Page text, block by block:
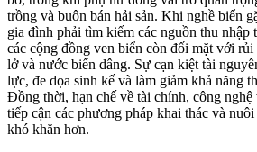
trồng và buôn bán hải sản. Khi nghề biển
gia đình phải tìm kiếm các nguồn thu nhập
các cộng đồng ven biển còn đối mặt với
lở và nước biển dâng. Sự cạn kiệt tài
lực, đe dọa sinh kế và làm giảm khả năng
Đồng thời, hạn chế về tài chính, công
tiếp cận các phương pháp khai thác và
khó khăn hơn.